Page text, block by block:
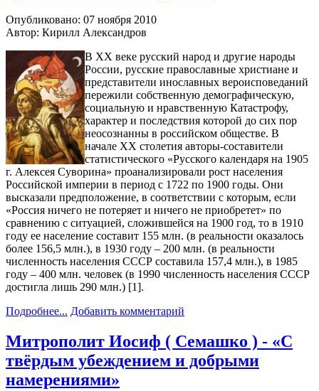
Опубликовано: 07 ноября 2010
Автор: Кирилл Александров
В ХХ веке русский народ и другие народы
России, русские православные христиане и
представители инославных вероисповеданий
пережили собственную демографическую,
социальную и нравственную Катастрофу,
характер и последствия которой до сих пор
неосознанны в российском обществе. В
начале ХХ столетия авторы-составители
статистического «Русского календаря на 1905
г. Алексея Суворина» проанализировали рост населения
Российской империи в период с 1722 по 1900 годы. Они
высказали предположение, в соответствии с которым, если
«Россия ничего не потеряет и ничего не приобретет» по
сравнению с ситуацией, сложившейся на 1900 год, то в 1910
году ее население составит 155 млн. (в реальности оказалось
более 156,5 млн.), в 1930 году – 200 млн. (в реальности
численность населения СССР составила 157,4 млн.), в 1985
году – 400 млн. человек (в 1990 численность населения СССР
достигла лишь 290 млн.) [1].
Подробнее... Добавить комментарий
Митрополит Иосиф ( Семашко ) - «С
твёрдым убеждением и добрыми
намерениями»